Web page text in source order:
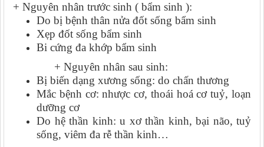
+ Nguyên nhân trước sinh ( bẩm sinh ):
Do bị bệnh thân nửa đốt sống bẩm sinh
Xẹp đốt sống bẩm sinh
Bi cứng đa khớp bẩm sinh
+ Nguyên nhân sau sinh:
Bị biến dạng xương sống: do chấn thương
Mắc bệnh cơ: nhược cơ, thoái hoá cơ tuỷ, loạn
dưỡng cơ
Do hệ thần kinh: u xơ thần kinh, bại não, tuỷ
sống, viêm đa rễ thần kinh…